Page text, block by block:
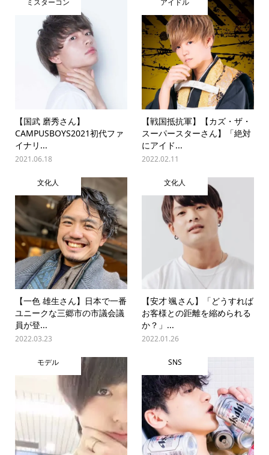
【国武 磨秀さん】
CAMPUSBOYS2021初代ファ
イナリ...
2021.06.18
【戦国抵抗軍】【カズ・ザ・
スーパースターさん】「絶対
にアイド...
2022.02.11
文化人
【一色 雄生さん】日本で一番
ユニークな三郷市の市議会議
員が登...
2022.03.23
文化人
【安才 颯さん】「どうすれば
お客様との距離を縮められる
か？」...
2022.01.26
モデル SNS